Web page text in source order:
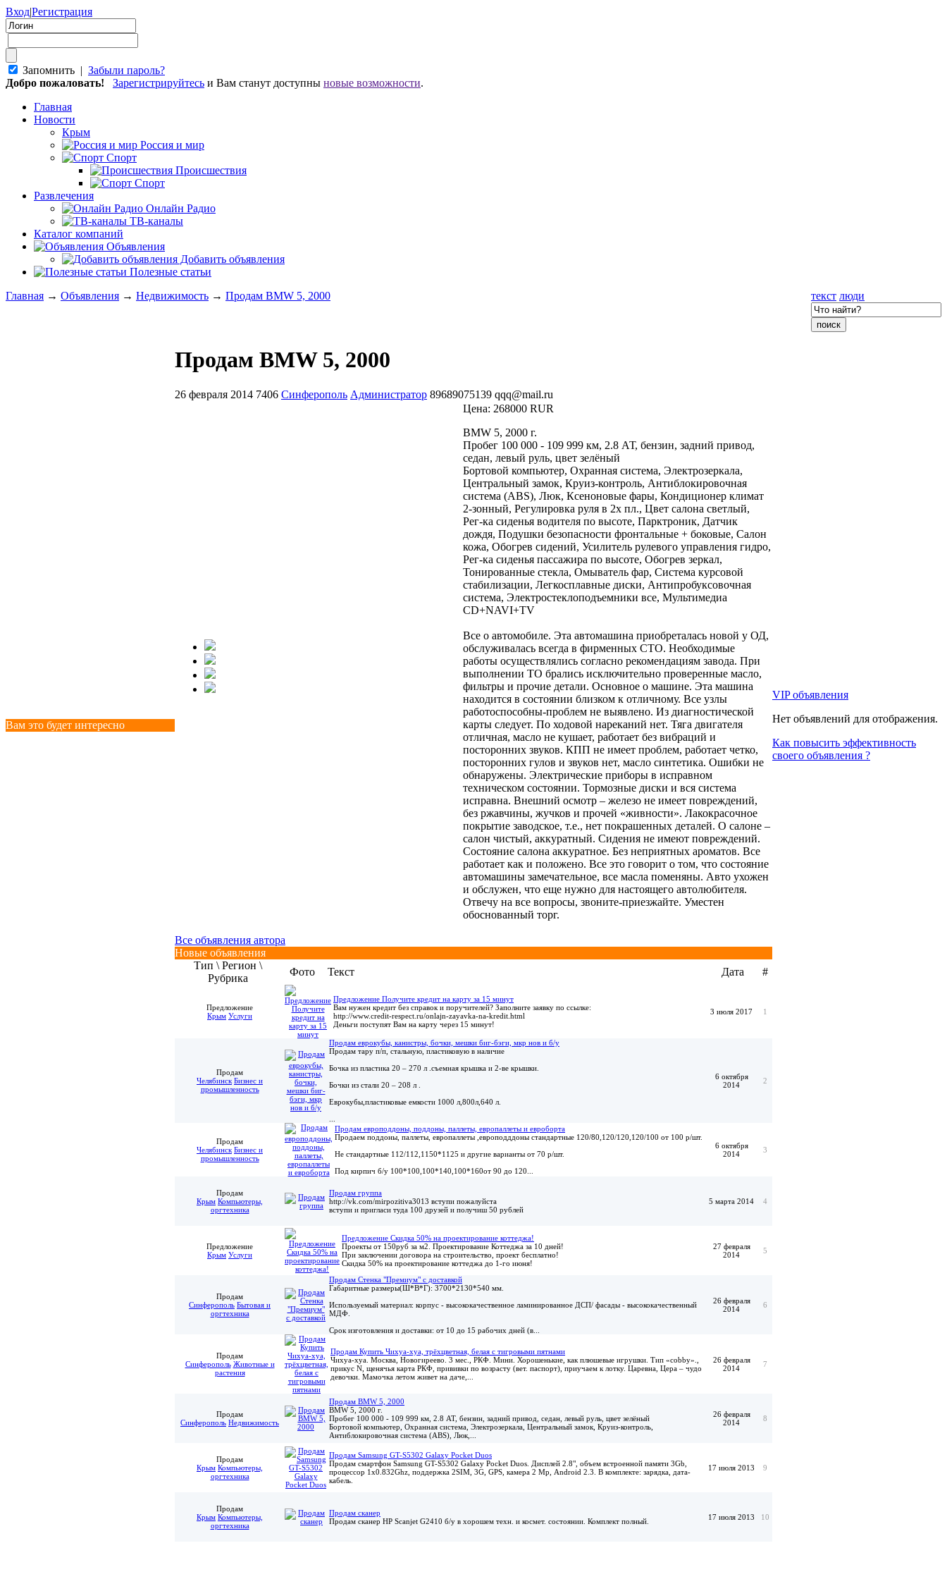
Вход|Регистрация
Запомнить | Забыли пароль?
Добро пожаловать!
Зарегистрируйтесь и Вам станут доступны новые возможности.
Главная
Новости
Крым
Россия и мир
Спорт
Происшествия
Спорт
Развлечения
Онлайн Радио
ТВ-каналы
Каталог компаний
Объявления
Добавить объявления
Полезные статьи
текст люди
Главная → Объявления → Недвижимость → Продам BMW 5, 2000
Вам это будет интересно
Продам BMW 5, 2000
26 февраля 2014 7406 Синферополь Администратор 89689075139 qqq@mail.ru
Цена: 268000 RUR
BMW 5, 2000 г.
Пробег 100 000 - 109 999 км, 2.8 АТ, бензин, задний привод,
седан, левый руль, цвет зелёный
Бортовой компьютер, Охранная система, Электрозеркала,
Центральный замок, Круиз-контроль, Антиблокировочная
система (ABS), Люк, Ксеноновые фары, Кондиционер климат
2-зонный, Регулировка руля в 2х пл., Цвет салона светлый,
Рег-ка сиденья водителя по высоте, Парктроник, Датчик
дождя, Подушки безопасности фронтальные + боковые, Салон
кожа, Обогрев сидений, Усилитель рулевого управления гидро,
Рег-ка сиденья пассажира по высоте, Обогрев зеркал,
Тонированные стекла, Омыватель фар, Система курсовой
стабилизации, Легкосплавные диски, Антипробуксовочная
система, Электростеклоподъемники все, Мультимедиа
CD+NAVI+TV
Все о автомобиле. Эта автомашина приобреталась новой у ОД,
обслуживалась всегда в фирменных СТО. Необходимые
работы осуществлялись согласно рекомендациям завода. При
выполнении ТО брались исключительно проверенные масло,
фильтры и прочие детали. Основное о машине. Эта машина
находится в состоянии близком к отличному. Все узлы
работоспособны-проблем не выявлено. Из диагностической
карты следует. По ходовой нареканий нет. Тяга двигателя
отличная, масло не кушает, работает без вибраций и
посторонних звуков. КПП не имеет проблем, работает четко,
посторонних гулов и звуков нет, масло синтетика. Ошибки не
обнаружены. Электрические приборы в исправном
техническом состоянии. Тормозные диски и вся система
исправна. Внешний осмотр – железо не имеет повреждений,
без ржавчины, жучков и прочей «живности». Лакокрасочное
покрытие заводское, т.е., нет покрашенных деталей. О салоне –
салон чистый, аккуратный. Сидения не имеют повреждений.
Состояние салона аккуратное. Без неприятных ароматов. Все
работает как и положено. Все это говорит о том, что состояние
автомашины замечательное, все масла поменяны. Авто ухожен
и обслужен, что еще нужно для настоящего автолюбителя.
Отвечу на все вопросы, звоните-приезжайте. Уместен
обоснованный торг.
Все объявления автора
Новые объявления
Тип \ Регион \
Рубрика
Фото Текст Дата #
Предложение
Крым Услуги
Предложение Получите кредит на карту за 15 минут
Вам нужен кредит без справок и поручителей? Заполните заявку по ссылке:
http://www.credit-respect.ru/onlajn-zayavka-na-kredit.html
Деньги поступят Вам на карту через 15 минут!
3 июля 2017 1
Продам
Челябинск Бизнес и
промышленность
Продам еврокубы, канистры, бочки, мешки биг-бэги, мкр нов и б/у
Продам тару п/п, стальную, пластиковую в наличие
Бочка из пластика 20 – 270 л .съемная крышка и 2-ве крышки.
Бочки из стали 20 – 208 л .
Еврокубы,пластиковые емкости 1000 л,800л,640 л.
6 октября
2014
2
Продам
Челябинск Бизнес и
промышленность
Продам европоддоны, поддоны, паллеты, европаллеты и евроборта
Продаем поддоны, паллеты, европаллеты ,европодддоны стандартные 120/80,120/120,120/100 от 100 р/шт.
Не стандартные 112/112,1150*1125 и другие варианты от 70 р/шт.
Под кирпич б/у 100*100,100*140,100*160от 90 до 120...
6 октября
2014
3
Продам
Крым Компьютеры,
оргтехника
Продам группа
http://vk.com/mirpozitiva3013 вступи пожалуйста
вступи и пригласи туда 100 друзей и получиш 50 рублей
5 марта 2014 4
Предложение
Крым Услуги
Предложение Скидка 50% на проектирование коттеджа!
Проекты от 150руб за м2. Проектирование Коттеджа за 10 дней!
При заключении договора на строительство, проект бесплатно!
Скидка 50% на проектирование коттеджа до 1-го июня!
27 февраля
2014
5
Продам
Синферополь Бытовая и
оргтехника
Продам Стенка "Премиум" с доставкой
Габаритные размеры(Ш*В*Г): 3700*2130*540 мм.
Используемый материал: корпус - высококачественное ламинированное ДСП/ фасады - высококачественный
МДФ.
Срок изготовления и доставки: от 10 до 15 рабочих дней (в...
26 февраля
2014
6
Продам
Синферополь Животные и
растения
Продам Купить Чихуа-хуа, трёхцветная, белая с тигровыми пятнами
Чихуа-хуа. Москва, Новогиреево. 3 мес., РКФ. Мини. Хорошенькие, как плюшевые игрушки. Тип «cobby».,
прикус N, щенячья карта РКФ, прививки по возрасту (вет. паспорт), приучаем к лотку. Царевна, Цера – чудо
девочки. Мамочка летом живет на даче,...
26 февраля
2014
7
Продам
Синферополь Недвижимость
Продам BMW 5, 2000
BMW 5, 2000 г.
Пробег 100 000 - 109 999 км, 2.8 АТ, бензин, задний привод, седан, левый руль, цвет зелёный
Бортовой компьютер, Охранная система, Электрозеркала, Центральный замок, Круиз-контроль,
Антиблокировочная система (ABS), Люк,...
26 февраля
2014
8
Продам
Крым Компьютеры,
оргтехника
Продам Samsung GT-S5302 Galaxy Pocket Duos
Продам смартфон Samsung GT-S5302 Galaxy Pocket Duos. Дисплей 2.8", объем встроенной памяти 3Gb,
процессор 1x0.832Ghz, поддержка 2SIM, 3G, GPS, камера 2 Мр, Android 2.3. В комплекте: зарядка, дата-
кабель.
17 июля 2013 9
Продам
Крым Компьютеры,
оргтехника
Продам сканер
Продам сканер HP Scanjet G2410 б/у в хорошем техн. и космет. состоянии. Комплект полный.
17 июля 2013 10
VIP объявления
Нет объявлений для отображения.
Как повысить эффективность
своего объявления ?